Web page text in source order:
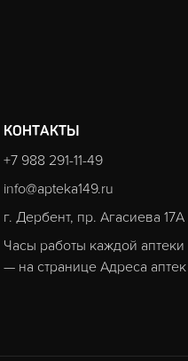
КОНТАКТЫ
+7 988 291-11-49
info@apteka149.ru
г. Дербент, пр. Агасиева 17А
Часы работы каждой аптеки
— на странице Адреса аптек